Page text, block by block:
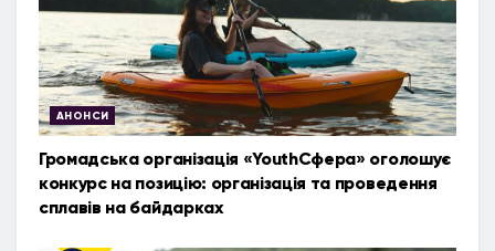
АНОНСИ
Громадська організація «YouthСфера» оголошує
конкурс на позицію: організація та проведення
сплавів на байдарках